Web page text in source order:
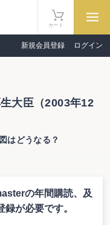
カート
新規会員登録 ログイン
大臣（2003年12
はどうなる？
会長に元厚生大臣の津島雄
民党総務局長（元文部大臣）
の年間購読、 及
が必要です。